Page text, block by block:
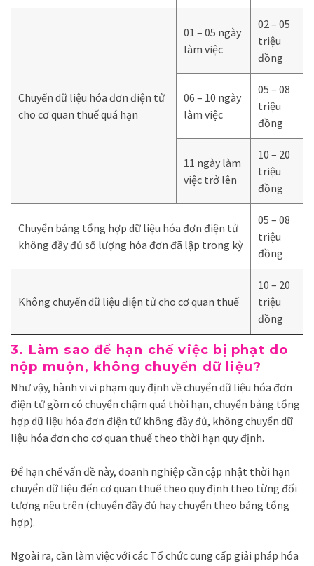
Chuyển dữ liệu hóa đơn điện tử
cho cơ quan thuế quá hạn
01 – 05 ngày
làm việc
02 – 05
triệu
đồng
06 – 10 ngày
làm việc
05 – 08
triệu
đồng
11 ngày làm
việc trở lên
10 – 20
triệu
đồng
Chuyển bảng tổng hợp dữ liệu hóa đơn điện tử
không đầy đủ số lượng hóa đơn đã lập trong kỳ
05 – 08
triệu
đồng
Không chuyển dữ liệu điện tử cho cơ quan thuế
10 – 20
triệu
đồng
3. Làm sao để hạn chế việc bị phạt do
nộp muộn, không chuyển dữ liệu?
Như vậy, hành vi vi phạm quy định về chuyển dữ liệu hóa đơn
điện tử gồm có chuyển chậm quá thòi hạn, chuyển bảng tổng
hợp dữ liệu hóa đơn điện tử không đầy đủ, không chuyển dữ
liệu hóa đơn cho cơ quan thuế theo thời hạn quy định.
Để hạn chế vấn đề này, doanh nghiệp cần cập nhật thời hạn
chuyển dữ liệu đến cơ quan thuế theo quy định theo từng đối
tượng nêu trên (chuyển đầy đủ hay chuyển theo bảng tổng
hợp).
Ngoài ra, cần làm việc với các Tổ chức cung cấp giải pháp hóa